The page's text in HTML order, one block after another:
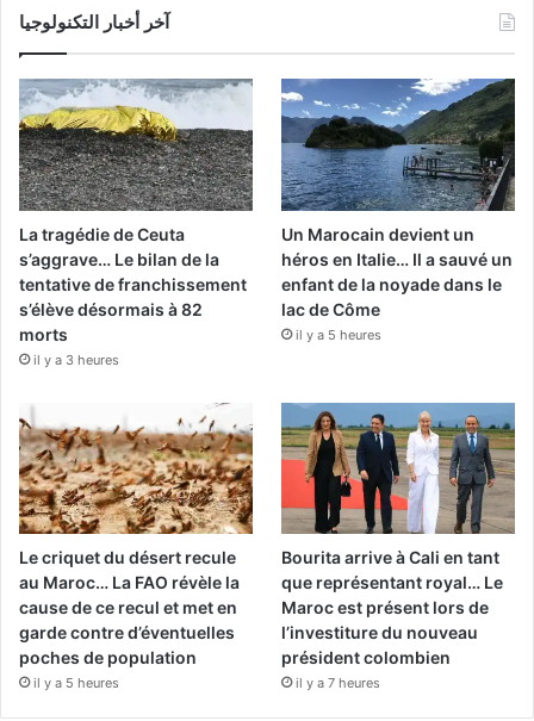
آخر أخبار التكنولوجيا
La tragédie de Ceuta
s’aggrave… Le bilan de la
tentative de franchissement
s’élève désormais à 82
morts
il y a 3 heures
Un Marocain devient un
héros en Italie… Il a sauvé un
enfant de la noyade dans le
lac de Côme
il y a 5 heures
Le criquet du désert recule
au Maroc… La FAO révèle la
cause de ce recul et met en
garde contre d’éventuelles
poches de population
il y a 5 heures
Bourita arrive à Cali en tant
que représentant royal… Le
Maroc est présent lors de
l’investiture du nouveau
président colombien
il y a 7 heures